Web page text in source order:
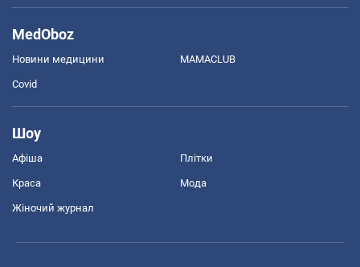
MedOboz
Новини медицини MAMACLUB
Covid
Шоу
Афіша Плітки
Краса Мода
Жіночий журнал